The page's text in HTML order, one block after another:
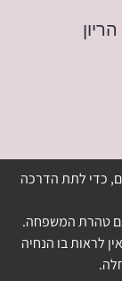
כדי לתת הדרכה
טהרת המשפחה.
לראות בו הנחיה